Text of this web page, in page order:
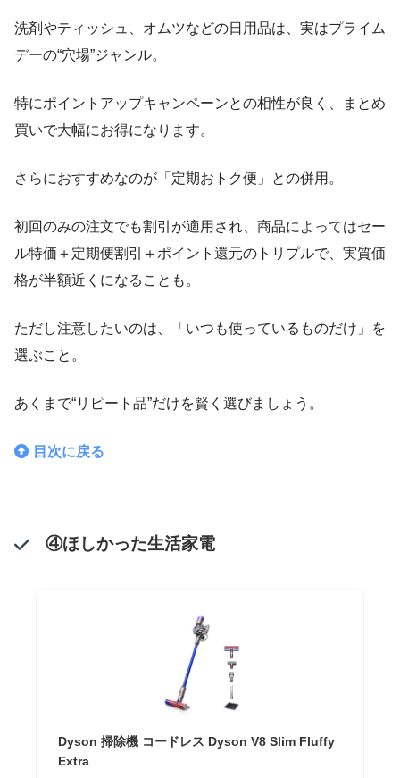
洗剤やティッシュ、オムツなどの日用品は、実はプライム
デーの“穴場”ジャンル。
特にポイントアップキャンペーンとの相性が良く、まとめ
買いで大幅にお得になります。
さらにおすすめなのが「定期おトク便」との併用。
初回のみの注文でも割引が適用され、商品によってはセー
ル特価＋定期便割引＋ポイント還元のトリプルで、実質価
格が半額近くになることも。
ただし注意したいのは、「いつも使っているものだけ」を
選ぶこと。
あくまで“リピート品”だけを賢く選びましょう。
目次に戻る
④ほしかった生活家電
Dyson 掃除機 コードレス Dyson V8 Slim Fluffy
Extra